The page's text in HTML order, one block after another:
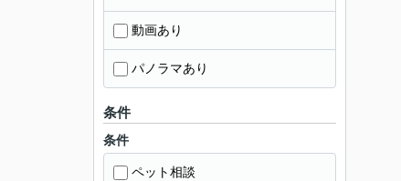
動画あり
パノラマあり
条件
条件
ペット相談